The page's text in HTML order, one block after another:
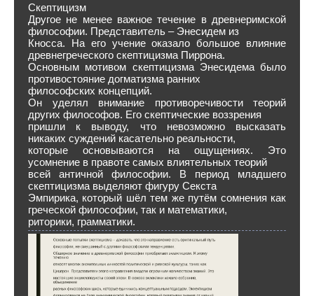
Скептицизм
Другое не менее важное течение в древнеримской
философии. Представитель – Энесидем из
Кносса. На его учение оказало большое влияние
древнегреческого скептицизма Пиррона.
Основным мотивом скептицизма Энесидема было
противостояние догматизма ранних
философских концепций.
Он уделял внимание противоречивости теорий
других философов. Его скептические воззрения
пришли к выводу, что невозможно высказать
никаких суждений касательно реальности,
которые основываются на ощущениях. Это
усомнение в правоте самых влиятельных теорий
всей античной философии. В период младшего
скептицизма выделяют фигуру Секста
Эмпирика, который шёл тем же путём сомнения как
греческой философии, так и математики,
риторики, грамматики.